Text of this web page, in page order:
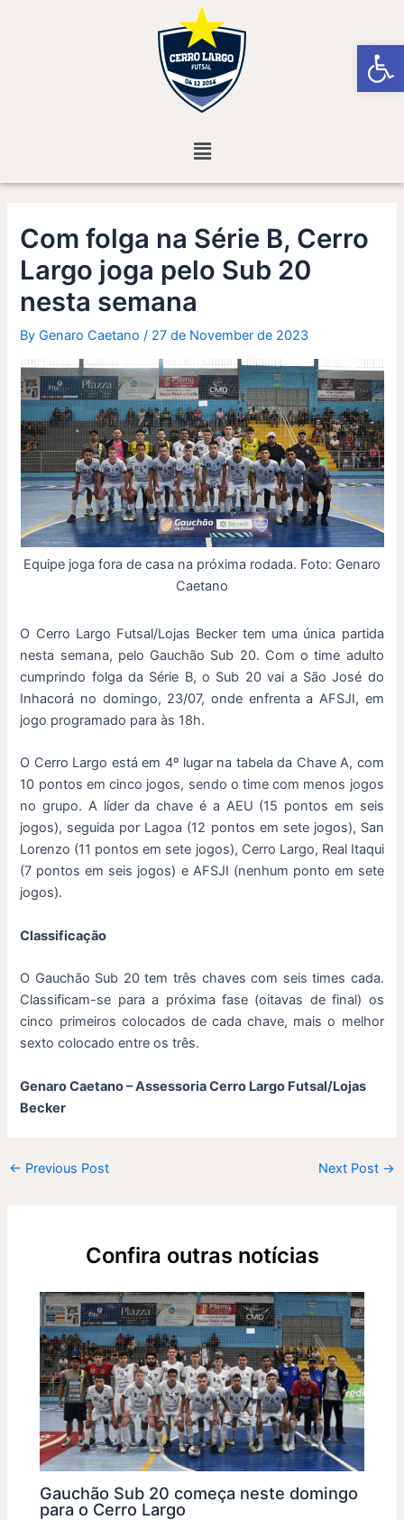
Menu
Com folga na Série B, Cerro
Largo joga pelo Sub 20
nesta semana
ByGenaro Caetano/ 27 de November de 2023
Equipe joga fora de casa na próxima rodada. Foto: Genaro
Caetano
O Cerro Largo Futsal/Lojas Becker tem uma única partida
nesta semana, pelo Gauchão Sub 20. Com o time adulto
cumprindo folga da Série B, o Sub 20 vai a São José do
Inhacorá no domingo, 23/07, onde enfrenta a AFSJI, em
jogo programado para às 18h.
O Cerro Largo está em 4º lugar na tabela da Chave A, com
10 pontos em cinco jogos, sendo o time com menos jogos
no grupo. A líder da chave é a AEU (15 pontos em seis
jogos), seguida por Lagoa (12 pontos em sete jogos), San
Lorenzo (11 pontos em sete jogos), Cerro Largo, Real Itaqui
(7 pontos em seis jogos) e AFSJI (nenhum ponto em sete
jogos).
Classificação
O Gauchão Sub 20 tem três chaves com seis times cada.
Classificam-se para a próxima fase (oitavas de final) os
cinco primeiros colocados de cada chave, mais o melhor
sexto colocado entre os três.
Genaro Caetano – Assessoria Cerro Largo Futsal/Lojas
Becker
← Previous Post Next Post →
Confira outras notícias
Gauchão Sub 20 começa neste domingo
para o Cerro Largo